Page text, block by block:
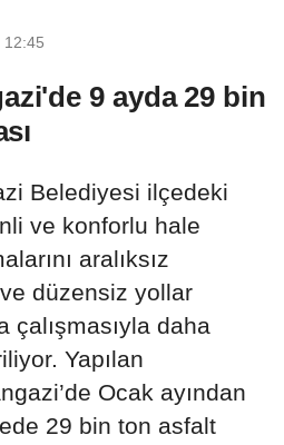
12:45
9 ayda 29 bin
Belediyesi ilçedeki
ve konforlu hale
aralıksız
düzensiz yollar
çalışmasıyla daha
Yapılan
Ocak ayından
29 bin ton asfalt